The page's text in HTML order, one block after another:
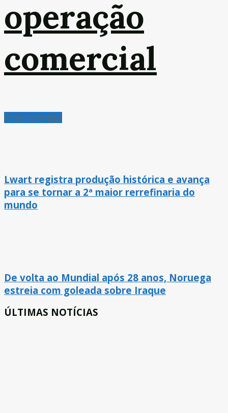
operação
comercial
Próximo Artigo
Lwart registra produção histórica e avança
para se tornar a 2ª maior rerrefinaria do
mundo
De volta ao Mundial após 28 anos, Noruega
estreia com goleada sobre Iraque
ÚLTIMAS NOTÍCIAS